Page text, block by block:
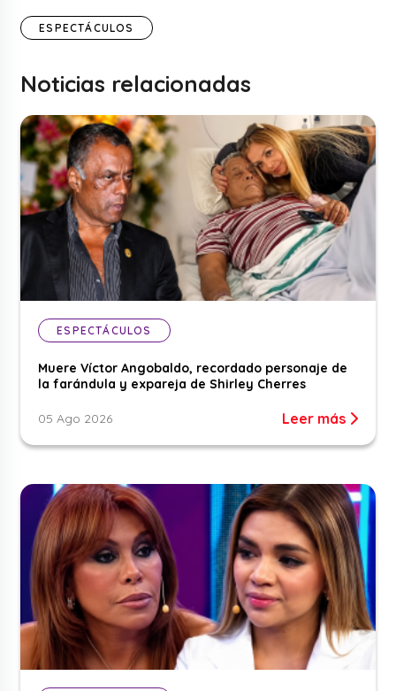
ESPECTÁCULOS
Noticias relacionadas
ESPECTÁCULOS
Muere Víctor Angobaldo, recordado personaje de
la farándula y expareja de Shirley Cherres
05 Ago 2026 Leer más